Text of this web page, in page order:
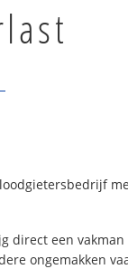
direct een
ongemakken